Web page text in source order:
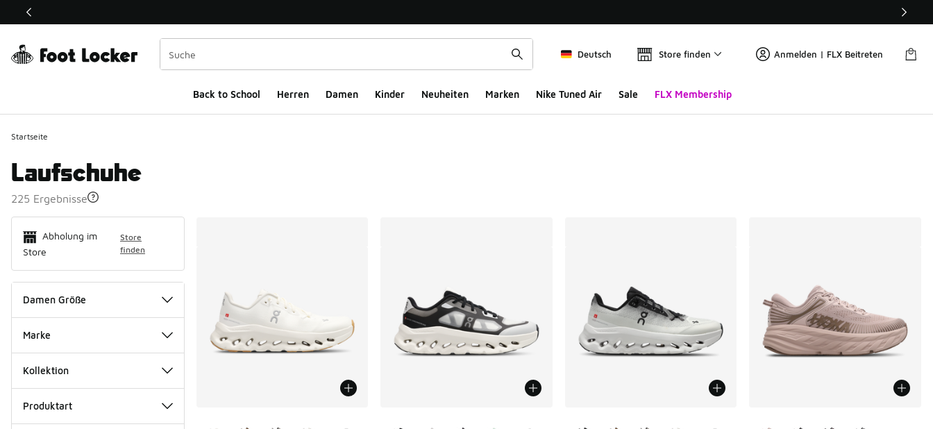
Dieser Link öffnet sich in einem neuen Fenster
Deutsch Store finden Anmelden | FLX Beitreten
Back to School Herren Damen Kinder Neuheiten Marken Nike Tuned Air Sale FLX Membership
Startseite
Laufschuhe
225 Ergebnisse
Abholung im
Store
Store
finden
Damen Größe
Marke
Kollektion
Produktart